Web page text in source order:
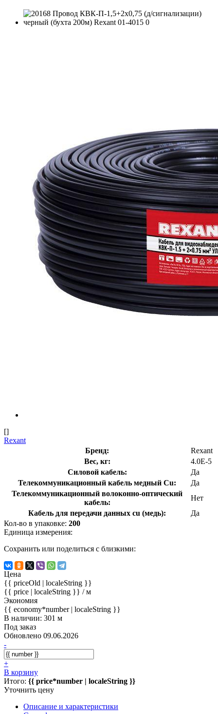
[]
Rexant
Бренд:
Rexant
Вес, кг:
4.0E-5
Силовой кабель:
Да
Телекоммуникационный кабель медный Cu:
Да
Телекоммуникационный волоконно-оптический
кабель:
Нет
Кабель для передачи данных cu (медь):
Да
Кол-во в упаковке: 200
Единица измерения:
Сохранить или поделиться с близкими:
Цена
{{ priceOld | localeString }}
{{ price | localeString }} / м
Экономия
{{ economy*number | localeString }}
В наличии: 301 м
Под заказ
Обновлено 09.06.2026
-
+
В корзину
Итого: {{ price*number | localeString }}
Уточнить цену
Описание и характеристики